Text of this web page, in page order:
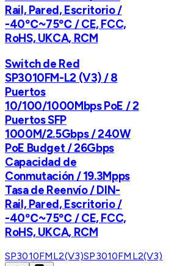
Rail, Pared, Escritorio /
-40℃~75℃ / CE, FCC,
RoHS, UKCA, RCM
Switch de Red
SP3010FM-L2 (V3) / 8
Puertos
10/100/1000Mbps PoE / 2
Puertos SFP
1000M/2.5Gbps / 240W
PoE Budget / 26Gbps
Capacidad de
Conmutación / 19.3Mpps
Tasa de Reenvío / DIN-
Rail, Pared, Escritorio /
-40℃~75℃ / CE, FCC,
RoHS, UKCA, RCM
SP3010FML2(V3)SP3010FML2(V3)